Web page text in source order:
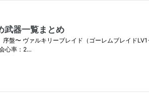
武器一覧まとめ
盤〜 ヴァルキリーブレイド（ゴーレムブレイド
心率：2…